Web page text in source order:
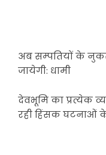
अब सम्पतियों के
जायेगी: धामी
देवभूमि का प्रत्येक
रही हिंसक घटनाओं के